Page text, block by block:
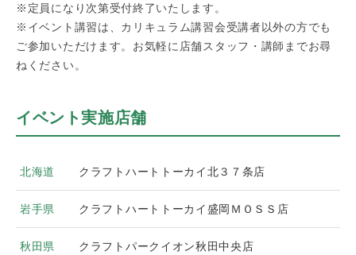
※定員になり次第受付終了いたします。
※イベント講習は、カリキュラム講習会受講者以外の方でも
ご参加いただけます。お気軽に店舗スタッフ・講師までお尋
ねください。
イベント実施店舗
北海道 クラフトハートトーカイ北３７条店
岩手県 クラフトハートトーカイ盛岡ＭＯＳＳ店
秋田県 クラフトパークイオン秋田中央店